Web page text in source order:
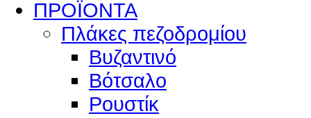
ΠΡΟΪΟΝΤΑ
Πλάκες πεζοδρομίου
Βυζαντινό
Βότσαλο
Ρουστίκ